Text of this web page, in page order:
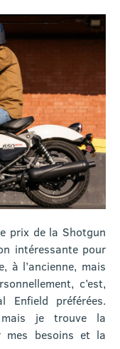
prix de la Shotgun
intéressante pour
à l’ancienne, mais
c’est,
Enfield préférées.
mais je trouve la
mes besoins et la